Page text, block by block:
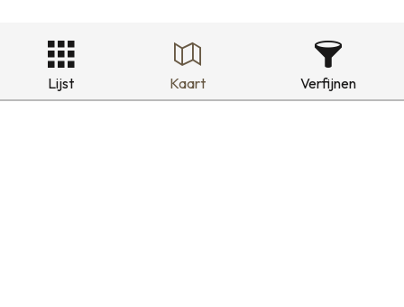
Lijst Kaart Verfijnen